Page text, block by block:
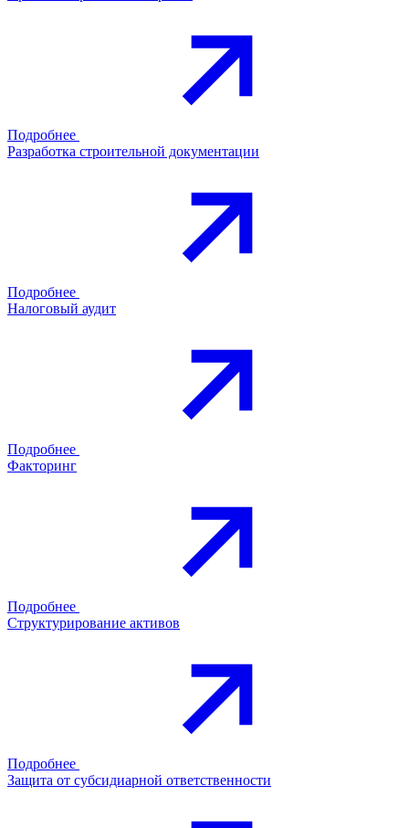
Подробнее
Разработка строительной документации
Подробнее
Налоговый аудит
Подробнее
Факторинг
Подробнее
Структурирование активов
Подробнее
Защита от субсидиарной ответственности